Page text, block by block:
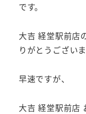
です。
大吉 経堂駅前店
りがとうございま
早速ですが、
大吉 経堂駅前店